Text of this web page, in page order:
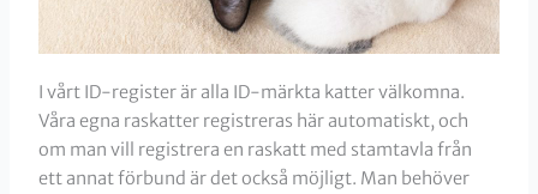
I vårt ID-register är alla ID-märkta katter välkomna.
Våra egna raskatter registreras här automatiskt, och
om man vill registrera en raskatt med stamtavla från
ett annat förbund är det också möjligt. Man behöver